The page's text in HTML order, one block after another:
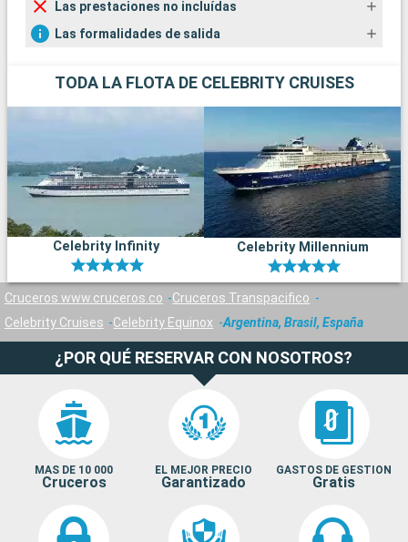
Las prestaciones no incluídas
Las formalidades de salida
TODA LA FLOTA DE CELEBRITY CRUISES
Celebrity Infinity Celebrity Millennium
Cruceros www.cruceros.co
Cruceros Transpacifico
Celebrity Cruises
Celebrity Equinox Argentina, Brasil, España
¿POR QUÉ RESERVAR CON NOSOTROS?
MAS DE 10 000
Cruceros
EL MEJOR PRECIO
Garantizado
GASTOS DE GESTION
Gratis